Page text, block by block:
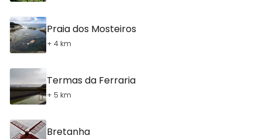
Praia dos Mosteiros
+ 4 km
Termas da Ferraria
+ 5 km
Bretanha